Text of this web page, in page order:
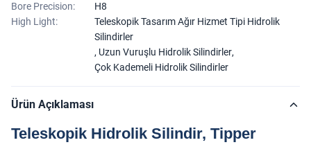
Bore Precision:
H8
High Light:
Teleskopik Tasarım Ağır Hizmet Tipi Hidrolik
Silindirler
, Uzun Vuruşlu Hidrolik Silindirler,
Çok Kademeli Hidrolik Silindirler
Ürün Açıklaması
Teleskopik Hidrolik Silindir, Tipper